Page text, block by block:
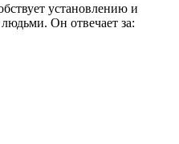
установлению и
Он отвечает за: